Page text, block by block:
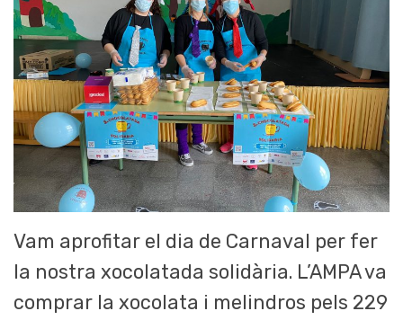
Vam aprofitar el dia de Carnaval per fer
la nostra xocolatada solidària. L’AMPA va
comprar la xocolata i melindros pels 229